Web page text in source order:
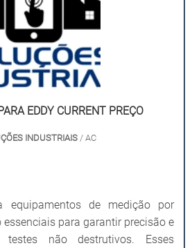
EDDY CURRENT PREÇO
INDUSTRIAIS/ AC
equipamentos de medição por
essenciais para garantir precisão e
testes não destrutivos. Esses